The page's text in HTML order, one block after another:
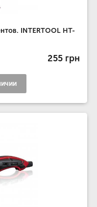
INTERTOOL HT-
255 грн